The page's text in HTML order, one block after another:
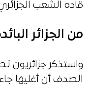
قاده الشعب
من الجزائر
واستذكر جزائريون
الصدف أن أغليها